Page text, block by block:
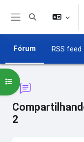
Ir para o conteúdo principal
Alternar entrada
Fórum RSS
2
Abrir índice do curso